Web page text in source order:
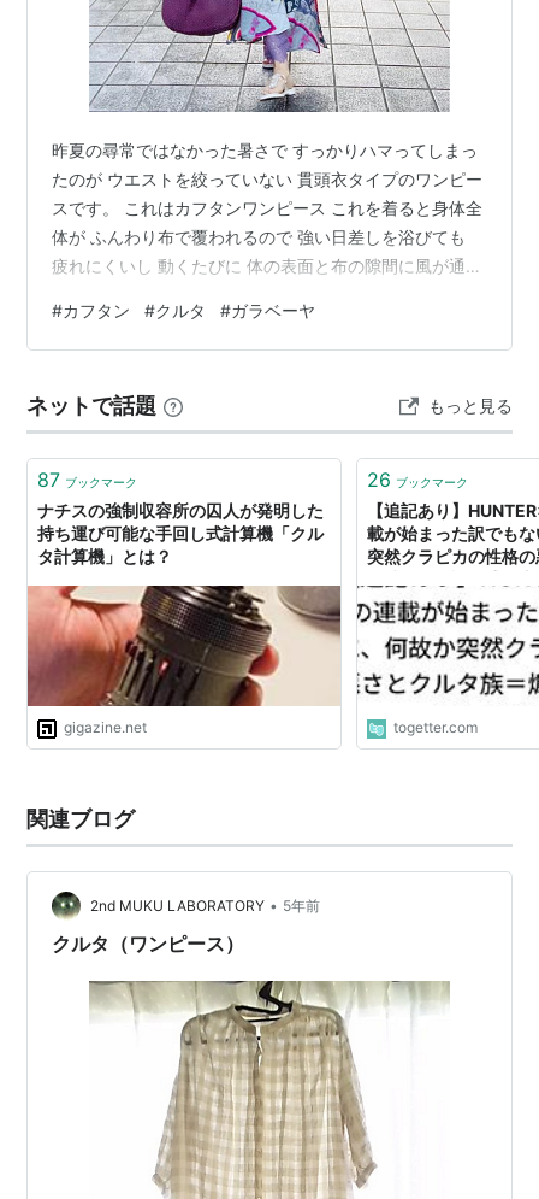
昨夏の尋常ではなかった暑さで すっかりハマってしまっ
たのが ウエストを絞っていない 貫頭衣タイプのワンピー
スです。 これはカフタンワンピース これを着ると身体全
体が ふんわり布で覆われるので 強い日差しを浴びても
疲れにくいし 動くたびに 体の表面と布の隙間に風が通っ
儀式をしたくなって 意味もなく両手を振って 大股で歩い
て 風を起こしたくなる 呼び込みたくなるのです。 クラ
メしています。 メルマガでは あなたの魅力が炸裂する秘
訣をお届けしています。 気になる方はぜひこちらから登
録して…
#カフタン #クルタ #ガラベーヤ
ネットで話題 もっと見る
87 ブックマーク
ナチスの強制収容所の囚人が発明した
持ち運び可能な手回し式計算機「クル
タ計算機」とは？
gigazine.net
26 ブックマーク
【追記あり】
載が始まった訳でも
突然クラピカの性格
togetter.com
関連ブログ
2nd MUKU LABORATORY • 5年前
クルタ（ワンピース）